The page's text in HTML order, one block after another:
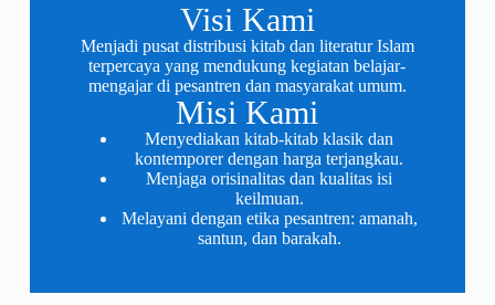
Visi Kami
Menjadi pusat distribusi kitab dan literatur Islam
terpercaya yang mendukung kegiatan belajar-
mengajar di pesantren dan masyarakat umum.
Misi Kami
Menyediakan kitab-kitab klasik dan
kontemporer dengan harga terjangkau.
Menjaga orisinalitas dan kualitas isi
keilmuan.
Melayani dengan etika pesantren: amanah,
santun, dan barakah.